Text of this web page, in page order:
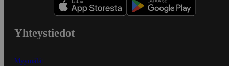
Yhteystiedot
Myymälät